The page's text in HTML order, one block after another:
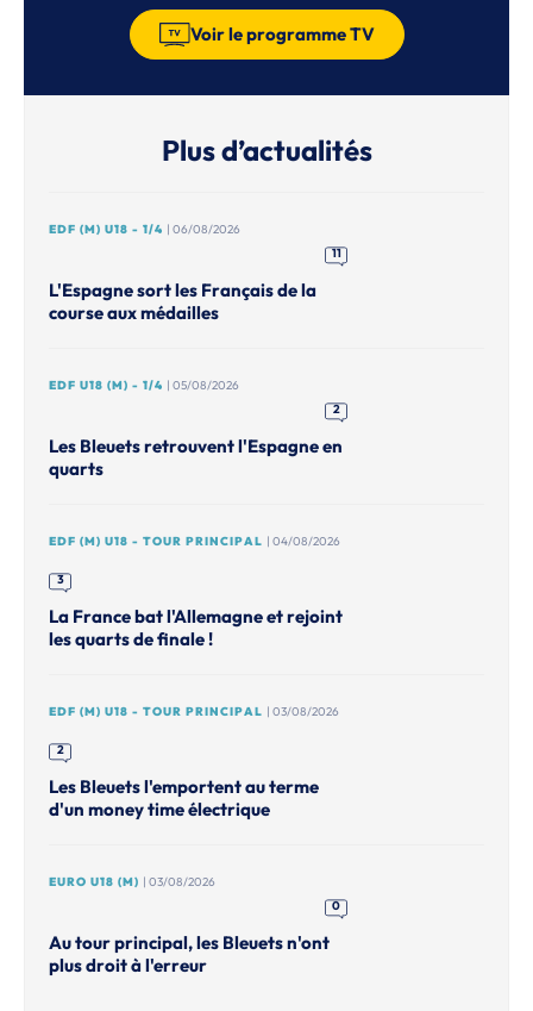
Voir le programme TV
Plus d’actualités
EDF (M) U18 - 1/4 | 06/08/2026
11
L'Espagne sort les Français de la
course aux médailles
EDF U18 (M) - 1/4 | 05/08/2026
2
Les Bleuets retrouvent l'Espagne en
quarts
EDF (M) U18 - TOUR PRINCIPAL | 04/08/2026
3
La France bat l'Allemagne et rejoint
les quarts de finale !
EDF (M) U18 - TOUR PRINCIPAL | 03/08/2026
2
Les Bleuets l'emportent au terme
d'un money time électrique
EURO U18 (M) | 03/08/2026
0
Au tour principal, les Bleuets n'ont
plus droit à l'erreur